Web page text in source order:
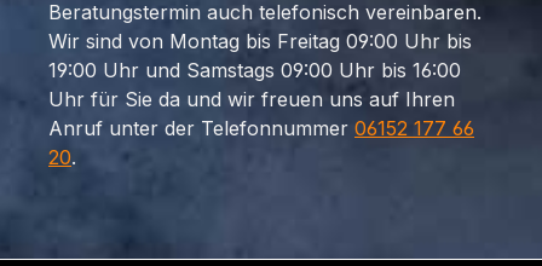
Beratungstermin auch telefonisch vereinbaren.
Wir sind von Montag bis Freitag 09:00 Uhr bis
19:00 Uhr und Samstags 09:00 Uhr bis 16:00
Uhr für Sie da und wir freuen uns auf Ihren
Anruf unter der Telefonnummer 06152 177 66
20.